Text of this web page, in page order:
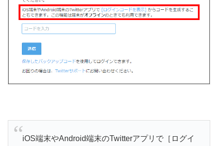
iOS端末やAndroid端末のTwitterアプリで［ログイ